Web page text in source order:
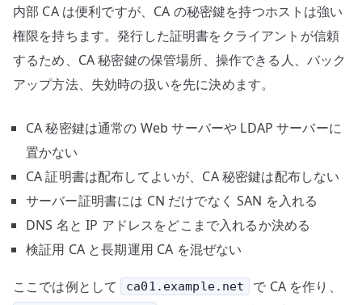
内部 CA は便利ですが、CA の秘密鍵を持つホストは強い
権限を持ちます。発行した証明書をクライアントが信頼
するため、CA 秘密鍵の保管場所、操作できる人、バック
アップ方法、失効時の扱いを先に決めます。
CA 秘密鍵は通常の Web サーバーや LDAP サーバーに
置かない
CA 証明書は配布してよいが、CA 秘密鍵は配布しない
サーバー証明書には CN だけでなく SAN を入れる
DNS 名と IP アドレスをどこまで入れるか決める
検証用 CA と長期運用 CA を混ぜない
ここでは例として ca01.example.net で CA を作り、